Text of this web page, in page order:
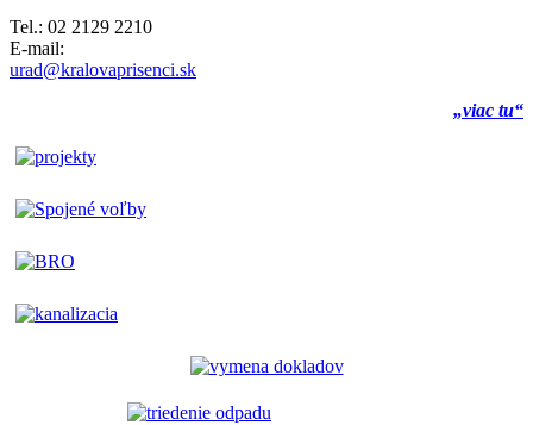
Tel.: 02 2129 2210
E-mail:
urad@kralovaprisenci.sk
„viac tu“